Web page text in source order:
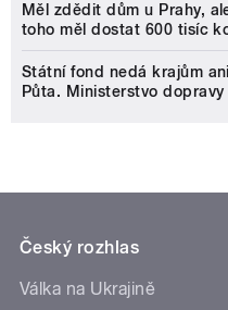
Měl zdědit dům u Prahy,
toho měl dostat 600 tisíc
Státní fond nedá krajům
Půta. Ministerstvo
Český rozhlas
Válka na Ukrajině